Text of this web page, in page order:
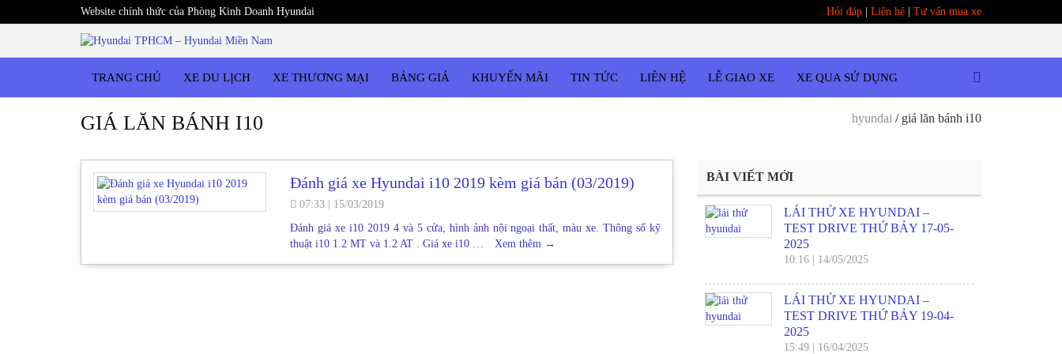
Website chính thức của Phòng Kinh Doanh Hyundai Hỏi đáp Liên hệ Tư vấn mua xe
TRANG CHỦ XE DU LỊCH XE THƯƠNG MẠI BẢNG GIÁ KHUYẾN MÃI TIN TỨC LIÊN HỆ LỄ GIAO XE XE QUA SỬ DỤNG
GIÁ LĂN BÁNH I10 hyundai / giá lăn bánh i10
Đánh giá xe Hyundai i10 2019 kèm giá bán (03/2019)
07:33
15/03/2019
Đánh giá xe i10 2019 4 và 5 cửa, hình ảnh nội ngoại thất, màu xe. Thông số kỹ
thuật i10 1.2 MT và 1.2 AT . Giá xe i10 …
Xem thêm →
BÀI VIẾT MỚI
LÁI THỬ XE HYUNDAI –
TEST DRIVE THỨ BẢY 17-05-
2025
10:16 14/05/2025
LÁI THỬ XE HYUNDAI –
TEST DRIVE THỨ BẢY 19-04-
2025
15:49 16/04/2025